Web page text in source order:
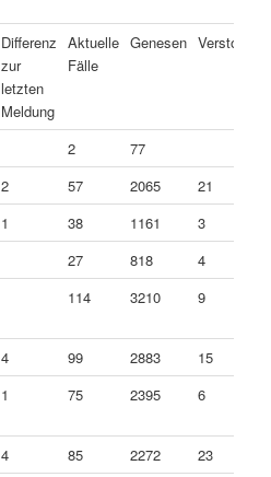
Differenz
zur
letzten
Meldung
Aktuelle
Fälle
Genesen Verstorben
2
77
2 57 2065
21
1 38 1161
3
27 818
4
114 3210 9
4 99 2883
15
1 75 2395 6
4 85 2272
23